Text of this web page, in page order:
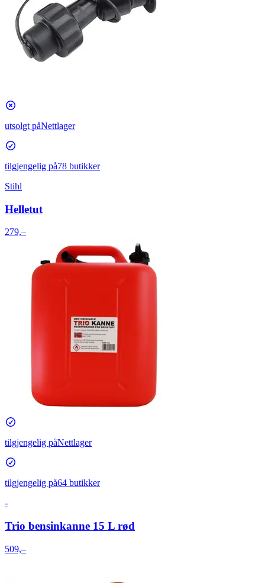
utsolgt påNettlager
tilgjengelig på78 butikker
Stihl
Helletut
279,–
tilgjengelig påNettlager
tilgjengelig på64 butikker
-
Trio bensinkanne 15 L rød
509,–